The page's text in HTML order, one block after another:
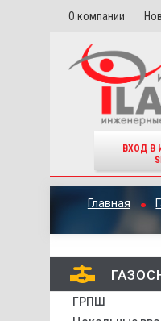
О компании
ВХОД В
Главная
ГРПШ